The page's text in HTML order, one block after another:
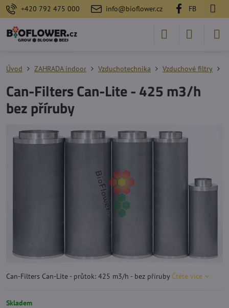
+420 792 475 000 info@bioflower.cz FB
Úvod ZAHRADA indoor Vzduchotechnika Vzduchové filtry
Can-Filters Can-Lite - 425 m3/h
bez příruby
Can-Filters Can-Lite - průtok: 425 m3/h - bez příruby Čtěte více
Skladem